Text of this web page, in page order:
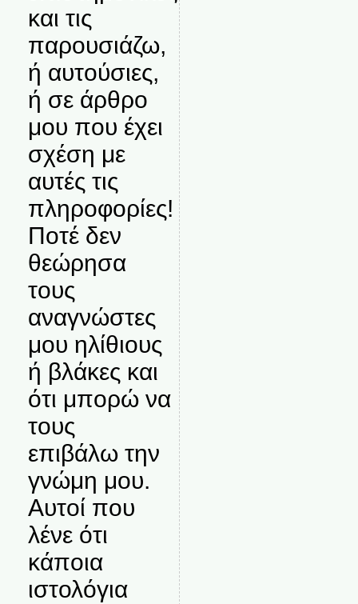
και τις
παρουσιάζω,
ή αυτούσιες,
ή σε άρθρο
μου που έχει
σχέση με
αυτές τις
πληροφορίες!
Ποτέ δεν
θεώρησα
τους
αναγνώστες
μου ηλίθιους
ή βλάκες και
ότι μπορώ να
τους
επιβάλω την
γνώμη μου.
Αυτοί που
λένε ότι
κάποια
ιστολόγια